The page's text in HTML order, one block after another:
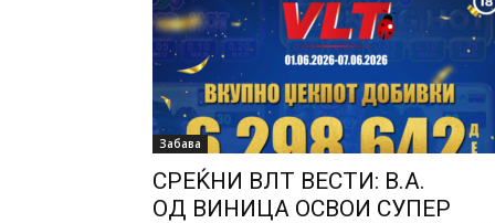
Забава
СРЕЌНИ ВЛТ ВЕСТИ: В.A.
ОД ВИНИЦА ОСВОИ СУПЕР